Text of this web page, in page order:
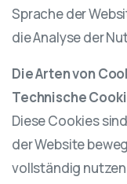
Sprache der
die Analyse der
Die Arten von
Technische
Diese Cookies
der Website
vollständig nutzen